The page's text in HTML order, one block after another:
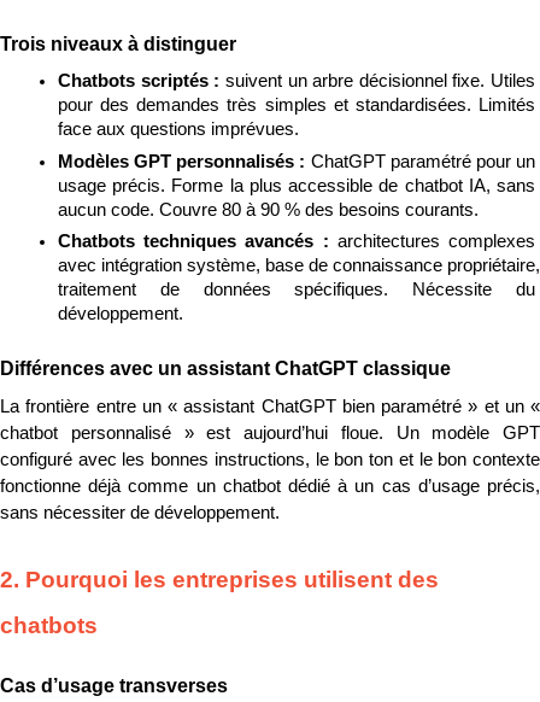
Trois niveaux à distinguer
Chatbots scriptés : suivent un arbre décisionnel fixe. Utiles
pour des demandes très simples et standardisées. Limités
face aux questions imprévues.
Modèles GPT personnalisés : ChatGPT paramétré pour un
usage précis. Forme la plus accessible de chatbot IA, sans
aucun code. Couvre 80 à 90 % des besoins courants.
Chatbots techniques avancés : architectures complexes
avec intégration système, base de connaissance propriétaire,
traitement de données spécifiques. Nécessite du
développement.
Différences avec un assistant ChatGPT classique
La frontière entre un « assistant ChatGPT bien paramétré » et un «
chatbot personnalisé » est aujourd’hui floue. Un modèle GPT
configuré avec les bonnes instructions, le bon ton et le bon contexte
fonctionne déjà comme un chatbot dédié à un cas d’usage précis,
sans nécessiter de développement.
2. Pourquoi les entreprises utilisent des
chatbots
Cas d’usage transverses